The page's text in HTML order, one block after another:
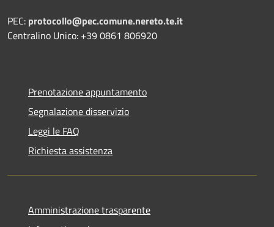
PEC: protocollo@pec.comune.nereto.te.it
Centralino Unico: +39 0861 806920
Prenotazione appuntamento
Segnalazione disservizio
Leggi le FAQ
Richiesta assistenza
Amministrazione trasparente